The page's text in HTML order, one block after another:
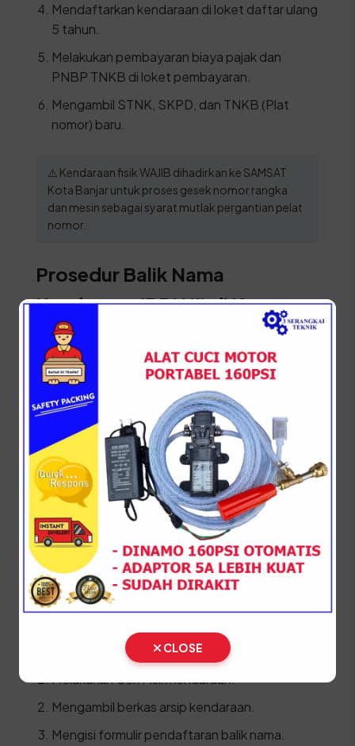
Mendaftarkan kendaraan di loket daftar ulang
5 tahun.
Melakukan pembayaran biaya pajak dan
PNBP TNKB di loket pembayaran.
Mengambil STNK, SKPD, dan TNKB (Plat
nomor) baru.
⚠️ Kendaraan fisik WAJIB dihadirkan ke SAMSAT
Kota Banjar untuk proses gesek nomor rangka
dan mesin sebagai syarat mutlak pergantian pelat
nomor.
Prosedur Balik Nama
Kendaraan (BBN II) di Kota
Banjar
Segera lakukan balik nama jika Anda membeli
kendaraan bekas di wilayah Kota Banjar untuk
memastikan legalitas kepemilikan dan
mempermudah pengurusan administrasi di masa
mendatang.
STNK asli
KTP Pemilik Baru asli
SKPD asli
BPKB asli & copy
Kwitansi pembelian bermaterai
Melakukan Cek Fisik kendaraan.
Mengambil berkas arsip kendaraan.
Mengisi formulir pendaftaran balik nama.
CLOSE